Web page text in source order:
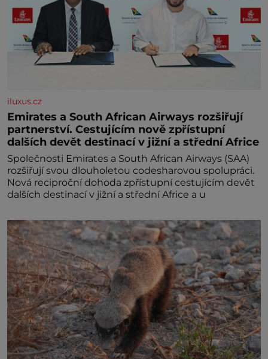
iluxus.cz
Emirates a South African Airways rozšiřují
partnerství. Cestujícím nově zpřístupní
dalších devět destinací v jižní a střední Africe
Společnosti Emirates a South African Airways (SAA)
rozšiřují svou dlouholetou codesharovou spolupráci.
Nová reciproční dohoda zpřístupní cestujícím devět
dalších destinací v jižní a střední Africe a u